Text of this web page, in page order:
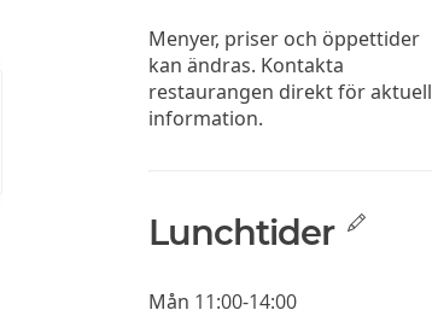
Menyer, priser och öppettider
kan ändras. Kontakta
restaurangen direkt för aktuell
information.
Lunchtider
Mån 11:00-14:00